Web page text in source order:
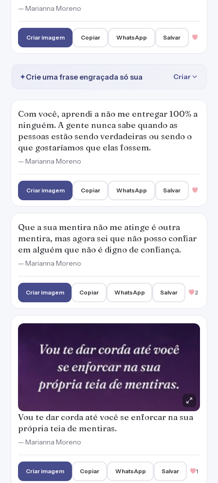
— Marianna Moreno
Criar imagem Copiar WhatsApp Salvar
✦Crie uma frase engraçada só sua Criar
Com você, aprendi a não me entregar 100% a
ninguém. A gente nunca sabe quando as
pessoas estão sendo verdadeiras ou sendo o
que gostaríamos que elas fossem.
— Marianna Moreno
Criar imagem Copiar WhatsApp Salvar
Que a sua mentira não me atinge é outra
mentira, mas agora sei que não posso confiar
em alguém que não é digno de confiança.
— Marianna Moreno
Criar imagem Copiar WhatsApp Salvar 2
Vou te dar corda até você se enforcar na sua
própria teia de mentiras.
— Marianna Moreno
Criar imagem Copiar WhatsApp Salvar 1